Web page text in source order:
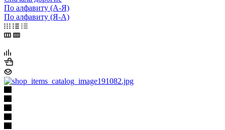
По алфавиту (А-Я)
По алфавиту (Я-А)